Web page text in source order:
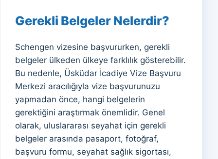
Gerekli Belgeler Nelerdir?
Schengen vizesine başvururken, gerekli
belgeler ülkeden ülkeye farklılık gösterebilir.
Bu nedenle, Üsküdar İcadiye Vize Başvuru
Merkezi aracılığıyla vize başvurunuzu
yapmadan önce, hangi belgelerin
gerektiğini araştırmak önemlidir. Genel
olarak, uluslararası seyahat için gerekli
belgeler arasında pasaport, fotoğraf,
başvuru formu, seyahat sağlık sigortası,